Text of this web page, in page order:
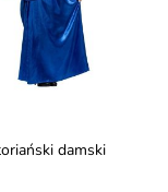
damski